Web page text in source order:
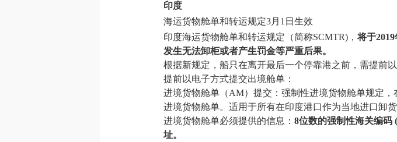
印度
海运货物舱单和转运规定3月1日生效
印度海运货物舱单和转运规定（简称SCMTR)，将于
发生无法卸柜或者产生罚金等严重后果。
根据新规定，船只在离开最后一个停靠港之前，需提前
提前以电子方式提交出境舱单：
进境货物舱单（AM）提交：强制性进境货物舱单规定
进境货物舱单。适用于所有在印度港口作为当地进口卸
进境货物舱单必须提供的信息： 8位数的强制性海关编码
址。